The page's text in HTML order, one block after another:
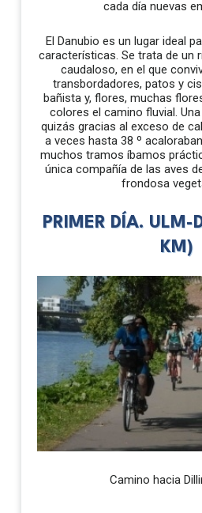
cada día nuevas
El Danubio es un lugar ideal
características. Se trata de un
caudaloso, en el que
transbordadores, patos y
bañista y, flores, muchas
colores el camino fluvial.
quizás gracias al exceso de
a veces hasta 38 º
muchos tramos íbamos
única compañía de las aves
frondosa
PRIMER DÍA.
KM)
Camino hacia